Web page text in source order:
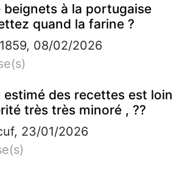
beignets à la portugaise
quand la farine ?
08/02/2026
des recettes est loin
très très minoré , ??
23/01/2026